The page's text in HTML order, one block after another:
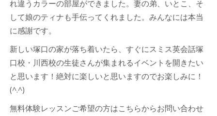
れ違うカラーの部屋ができました。妻の弟、いとこ、そ
して娘のティナも手伝ってくれました。みんなには本当
に感謝です。
新しい塚口の家が落ち着いたら、すぐにスミス英会話塚
口校・川西校の生徒さんが集まれるイベントを開きたい
と思います！絶対に楽しいと思いますのでお楽しみに！
(^.^)
無料体験レッスンご希望の方はこちらからお問い合わせ